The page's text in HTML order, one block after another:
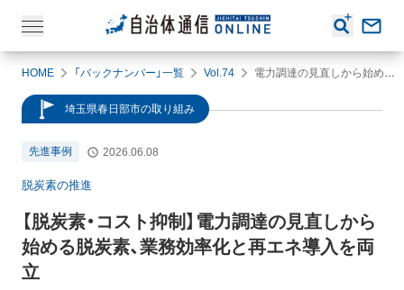
HOME 「バックナンバー」一覧 Vol.74 電力調達の見直しから始める脱炭素、業務効率化と再エネ導入を両立
埼玉県春日部市の取り組み
先進事例 2026.06.08
脱炭素の推進
【脱炭素・コスト抑制】 電力調達の見直しから
始める脱炭素、業務効率化と再エネ導入を両
立